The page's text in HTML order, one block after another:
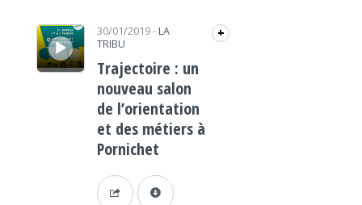
Lecteur audio 30/01/2019- LA
TRIBU
+
Trajectoire : un
nouveau salon
de l’orientation
et des métiers à
Pornichet